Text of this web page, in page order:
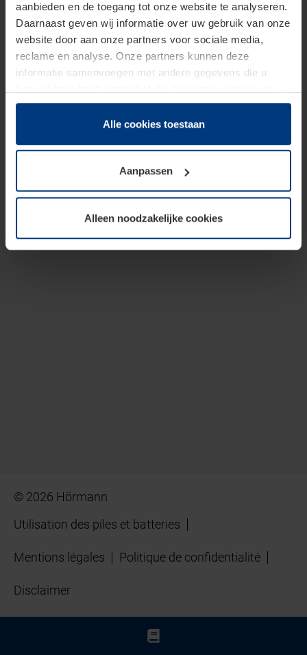
aanbieden en de toegang tot onze website te analyseren.
Daarnaast geven wij informatie over uw gebruik van onze
website door aan onze partners voor sociale media,
reclame en analyse. Onze partners kunnen deze
informatie samenvoegen met andere gegevens die u
hun diensten hebben verzameld.
Juridisch hebben wij het recht om cookies op uw
van deze pagina's absoluut vereist is. Voor alle andere
soorten cookies is uw toestemming benodigd. Uw
toestemming kunt u op elk moment bij de uitleg van de
wijzigen of herroepen.
Alle cookies toestaan
Aanpassen
Alleen noodzakelijke cookies
© 2026 Hörmann
Utilisation des piles et batteries
Mentions légales Politique de confidentialité
Disclaimer